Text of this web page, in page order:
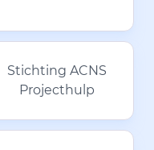
Stichting ACNS
Projecthulp